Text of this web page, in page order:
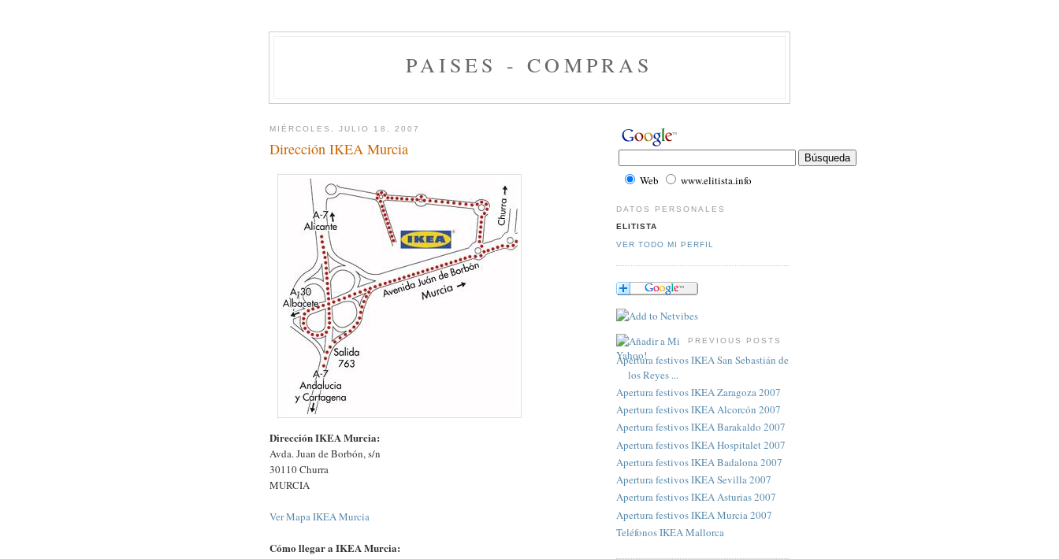
PAISES - COMPRAS
MIÉRCOLES, JULIO 18, 2007
Dirección IKEA Murcia
Dirección IKEA Murcia:
Avda. Juan de Borbón, s/n
30110 Churra
MURCIA
Ver Mapa IKEA Murcia
Cómo llegar a IKEA Murcia:
Web www.elitista.info
DATOS PERSONALES
ELITISTA
VER TODO MI PERFIL
PREVIOUS POSTS
Apertura festivos IKEA San Sebastián de
los Reyes ...
Apertura festivos IKEA Zaragoza 2007
Apertura festivos IKEA Alcorcón 2007
Apertura festivos IKEA Barakaldo 2007
Apertura festivos IKEA Hospitalet 2007
Apertura festivos IKEA Badalona 2007
Apertura festivos IKEA Sevilla 2007
Apertura festivos IKEA Asturias 2007
Apertura festivos IKEA Murcia 2007
Teléfonos IKEA Mallorca